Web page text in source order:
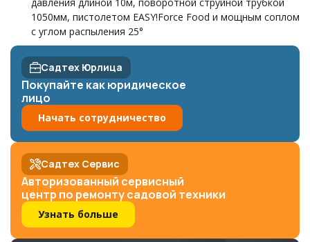
1050мм, пистолетом EASY!Force Food и мощным соплом
с углом распыления 25°
Садтех Юрлица
Покупайте как юридическое
лицо
Начать сотрудничество
Садтех Сервис
Авторизованный сервисный
центр по ремонту садовой техники
Узнать больше